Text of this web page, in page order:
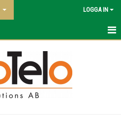
LOGGA IN